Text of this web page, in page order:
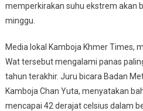
memperkirakan suhu ekstrem akan
minggu.
Media lokal Kamboja Khmer Times,
Wat tersebut mengalami panas
tahun terakhir. Juru bicara Badan
Kamboja Chan Yuta, menyatakan
mencapai 42 derajat celsius dalam